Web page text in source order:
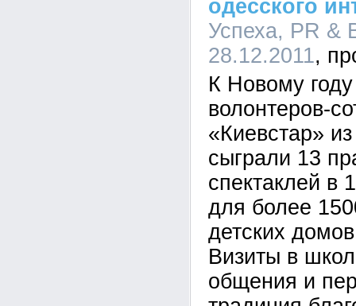
одесского
Успеха, PR &
28.12.2011
К Новому
волонтеров-
«Киевстар»
сыграли 13
спектаклей в
для более
детских
Визиты в
общения и